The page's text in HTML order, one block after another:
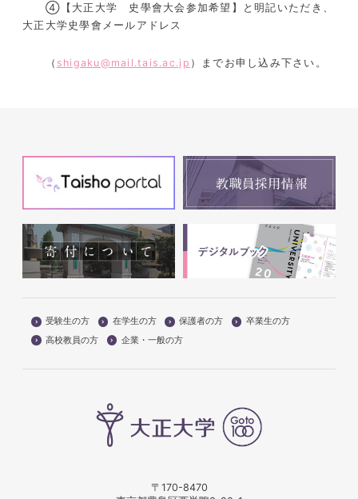
④【大正大学 史學會大会参加希望】と明記いただき、
大正大学史學會メールアドレス
（ shigaku@mail.tais.ac.jp ）までお申し込み下さい。
受験生の方 在学生の方 保護者の方
卒業生の方
高校教員の方
企業・一般の方
〒170-8470